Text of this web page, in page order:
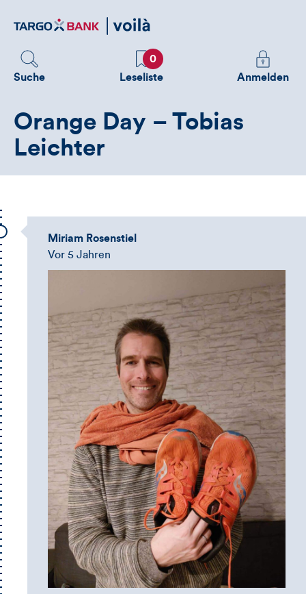
zum
Suche
Favoriten
0
Leseliste
Melden
Sie
um
Anmelden
Orange Day – Tobias
Leichter
Miriam Rosenstiel
Vor 5 Jahren